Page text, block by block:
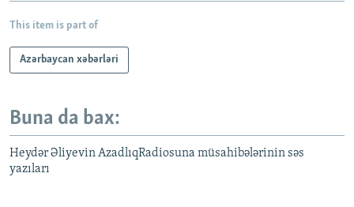
This item is part of
Azərbaycan xəbərləri
Buna da bax:
Heydər Əliyevin AzadlıqRadiosuna müsahibələrinin səs
yazıları